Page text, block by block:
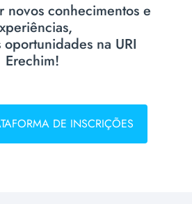
novos conhecimentos e
na URI
Erechim!
DE INSCRIÇÕES